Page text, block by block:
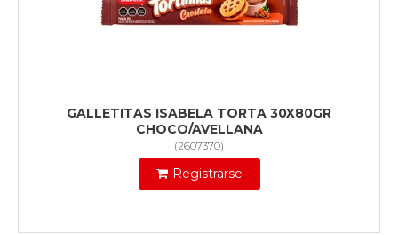
GALLETITAS ISABELA TORTA 30X80GR
CHOCO/AVELLANA
(2607370)
Registrarse